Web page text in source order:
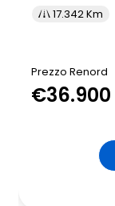
17.342 Km
Prezzo Renord
€36.900